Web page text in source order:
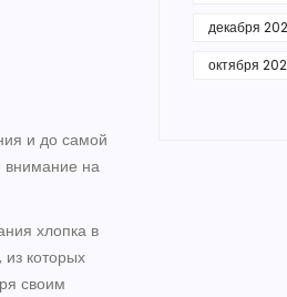
и до самой
внимание на
хлопка в
которых
своим
декабря
октября